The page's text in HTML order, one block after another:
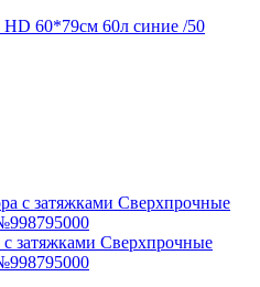
60*79см 60л синие /50
затяжками Сверхпрочные